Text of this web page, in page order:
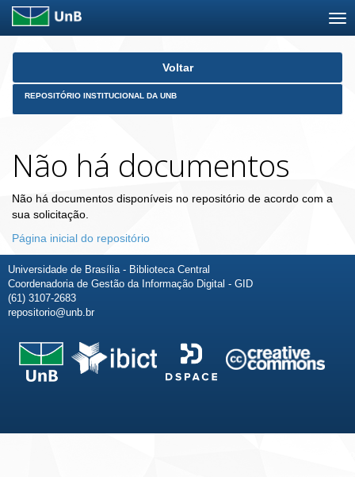
Skip
Voltar
REPOSITÓRIO INSTITUCIONAL DA UNB
Não há documentos
Não há documentos disponíveis no repositório de acordo com a
sua solicitação.
Página inicial do repositório
Universidade de Brasília - Biblioteca Central
Coordenadoria de Gestão da Informação Digital - GID
(61) 3107-2683
repositorio@unb.br